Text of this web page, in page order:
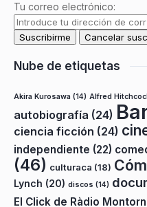
Tu correo electrónico:
Nube de etiquetas
Akira Kurosawa (14) Alfred
autobiografía (24)
ciencia ficción (24)
independiente (22)
(46) culturaca (18)
Lynch (20) discos (14)
El Click de Ràdio